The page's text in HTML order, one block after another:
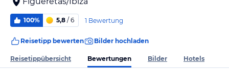
100% 5,8 / 6 1 Bewertung
Reisetipp bewerten Bilder hochladen
Reisetippübersicht Bewertungen Bilder Hotels